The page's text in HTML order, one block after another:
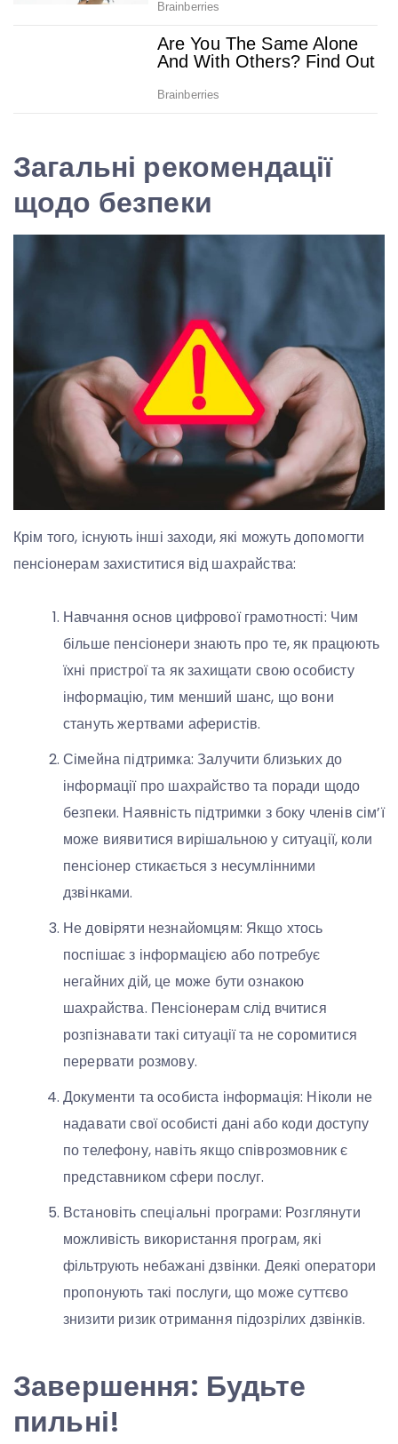
Загальні рекомендації
щодо безпеки
Крім того, існують інші заходи, які можуть допомогти
пенсіонерам захиститися від шахрайства:
Навчання основ цифрової грамотності: Чим
більше пенсіонери знають про те, як працюють
їхні пристрої та як захищати свою особисту
інформацію, тим менший шанс, що вони
стануть жертвами аферистів.
Сімейна підтримка: Залучити близьких до
інформації про шахрайство та поради щодо
безпеки. Наявність підтримки з боку членів сім’ї
може виявитися вирішальною у ситуації, коли
пенсіонер стикається з несумлінними
дзвінками.
Не довіряти незнайомцям: Якщо хтось
поспішає з інформацією або потребує
негайних дій, це може бути ознакою
шахрайства. Пенсіонерам слід вчитися
розпізнавати такі ситуації та не соромитися
перервати розмову.
Документи та особиста інформація: Ніколи не
надавати свої особисті дані або коди доступу
по телефону, навіть якщо співрозмовник є
представником сфери послуг.
Встановіть спеціальні програми: Розглянути
можливість використання програм, які
фільтрують небажані дзвінки. Деякі оператори
пропонують такі послуги, що може суттєво
знизити ризик отримання підозрілих дзвінків.
Завершення: Будьте
пильні!